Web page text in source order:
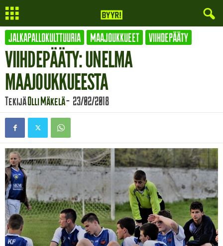
JALKAPALLOKULTTUURIA MAAJOUKKUEET VIIHDEPÄÄTY
VIIHDEPÄÄTY: UNELMA
MAAJOUKKUEESTA
TekijäOlli Mäkelä- 23/02/2018